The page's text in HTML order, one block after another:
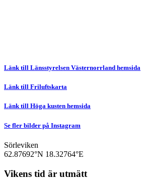
Länk till Länsstyrelsen Västernorrland hemsida
Länk till Friluftskarta
Länk till Höga kusten hemsida
Se fler bilder på Instagram
Sörleviken
62.87692°N 18.32764°E
Vikens tid är utmätt